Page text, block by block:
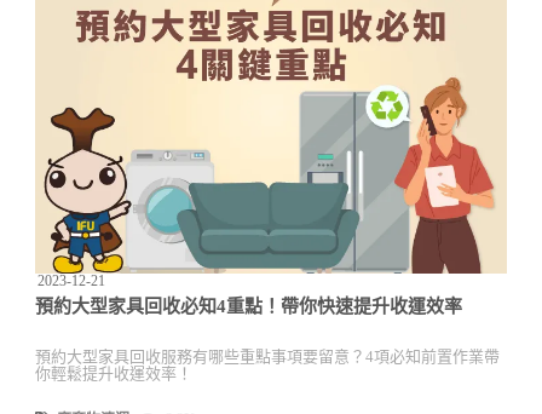
2023-12-21
預約大型家具回收必知4重點！帶你快速提升收運效率
預約大型家具回收服務有哪些重點事項要留意？4項必知前置作業帶
你輕鬆提升收運效率！